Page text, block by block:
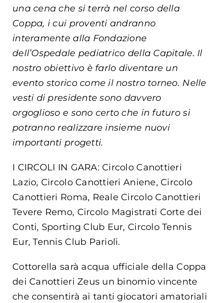
una cena che si terrà nel corso della
Coppa, i cui proventi andranno
interamente alla Fondazione
dell’Ospedale pediatrico della Capitale. Il
nostro obiettivo è farlo diventare un
evento storico come il nostro torneo. Nelle
vesti di presidente sono davvero
orgoglioso e sono certo che in futuro si
potranno realizzare insieme nuovi
importanti progetti.
I CIRCOLI IN GARA: Circolo Canottieri
Lazio, Circolo Canottieri Aniene, Circolo
Canottieri Roma, Reale Circolo Canottieri
Tevere Remo, Circolo Magistrati Corte dei
Conti, Sporting Club Eur, Circolo Tennis
Eur, Tennis Club Parioli.
Cottorella sarà acqua ufficiale della Coppa
dei Canottieri Zeus un binomio vincente
che consentirà ai tanti giocatori amatoriali